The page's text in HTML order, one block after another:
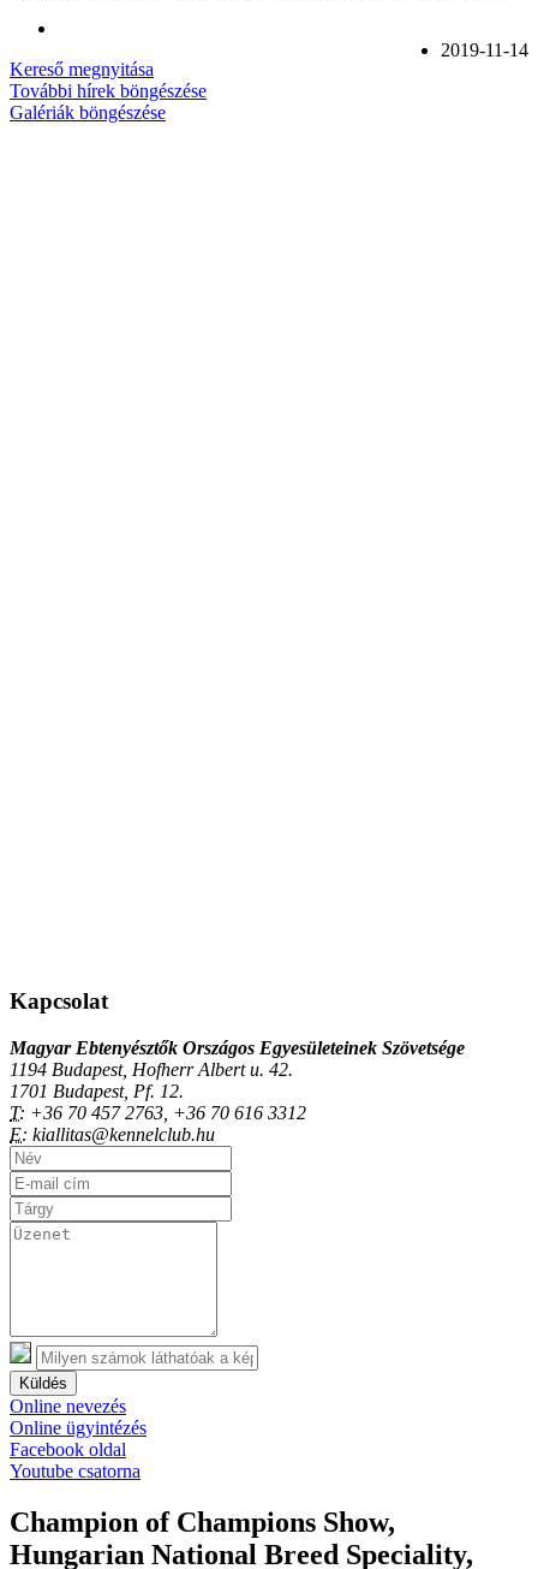
2019-11-14
Kereső megnyitása
További hírek böngészése
Galériák böngészése
Kapcsolat
Magyar Ebtenyésztők Országos Egyesületeinek Szövetsége
1194 Budapest, Hofherr Albert u. 42.
1701 Budapest, Pf. 12.
T: +36 70 457 2763, +36 70 616 3312
E: kiallitas@kennelclub.hu
Küldés
Online nevezés
Online ügyintézés
Facebook oldal
Youtube csatorna
Champion of Champions Show,
Hungarian National Breed Speciality,